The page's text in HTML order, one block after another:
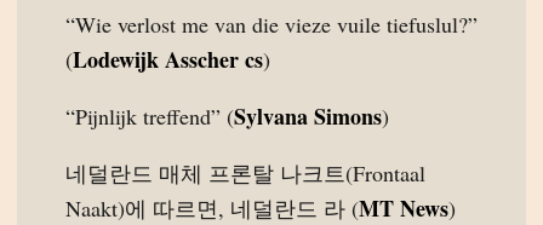
“Wie verlost me van die vieze vuile tiefuslul?”
(Lodewijk Asscher cs)
“Pijnlijk treffend” (Sylvana Simons)
네덜란드 매체 프론탈 나크트(Frontaal
Naakt)에 따르면, 네덜란드 라 (MT News)